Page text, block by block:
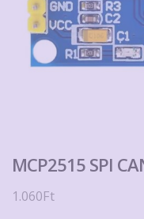
MCP2515 SPI
1.060Ft